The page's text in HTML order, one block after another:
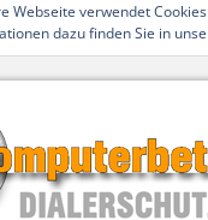
Webseite verwendet
dazu finden Sie in